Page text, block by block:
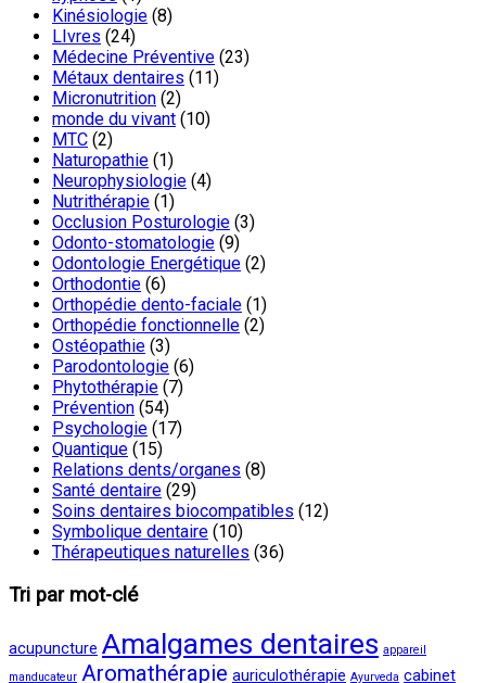
Kinésiologie (8)
LIvres (24)
Médecine Préventive (23)
Métaux dentaires (11)
Micronutrition (2)
monde du vivant (10)
MTC (2)
Naturopathie (1)
Neurophysiologie (4)
Nutrithérapie (1)
Occlusion Posturologie (3)
Odonto-stomatologie (9)
Odontologie Energétique (2)
Orthodontie (6)
Orthopédie dento-faciale (1)
Orthopédie fonctionnelle (2)
Ostéopathie (3)
Parodontologie (6)
Phytothérapie (7)
Prévention (54)
Psychologie (17)
Quantique (15)
Relations dents/organes (8)
Santé dentaire (29)
Soins dentaires biocompatibles (12)
Symbolique dentaire (10)
Thérapeutiques naturelles (36)
Tri par mot-clé
acupuncture Amalgames dentaires appareil
manducateur Aromathérapie auriculothérapie Ayurveda cabinet